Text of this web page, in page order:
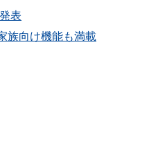
表
族向け機能も満載